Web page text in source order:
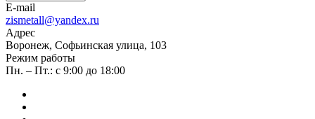
E-mail
zismetall@yandex.ru
Адрес
Воронеж, Софьинская улица, 103
Режим работы
Пн. – Пт.: с 9:00 до 18:00